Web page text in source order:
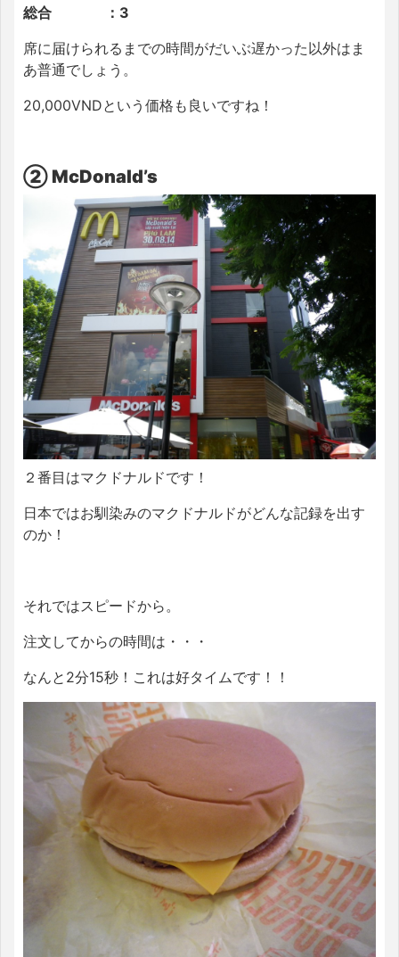
総合 ：3
席に届けられるまでの時間がだいぶ遅かった以外はま
あ普通でしょう。
20,000VNDという価格も良いですね！
② McDonald’s
２番目はマクドナルドです！
日本ではお馴染みのマクドナルドがどんな記録を出す
のか！
それではスピードから。
注文してからの時間は・・・
なんと2分15秒！これは好タイムです！！